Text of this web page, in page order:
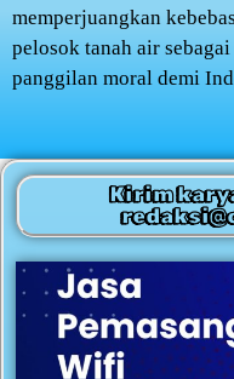
memperjuangkan
pelosok tanah air
panggilan moral demi
Kirim